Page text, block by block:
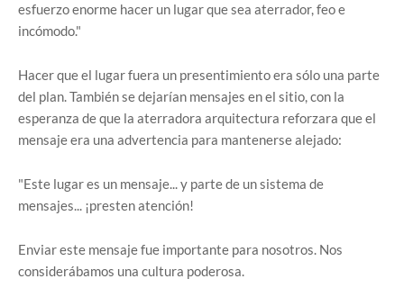
esfuerzo enorme hacer un lugar que sea aterrador, feo e
incómodo."
Hacer que el lugar fuera un presentimiento era sólo una parte
del plan. También se dejarían mensajes en el sitio, con la
esperanza de que la aterradora arquitectura reforzara que el
mensaje era una advertencia para mantenerse alejado:
"Este lugar es un mensaje... y parte de un sistema de
mensajes... ¡presten atención!
Enviar este mensaje fue importante para nosotros. Nos
considerábamos una cultura poderosa.